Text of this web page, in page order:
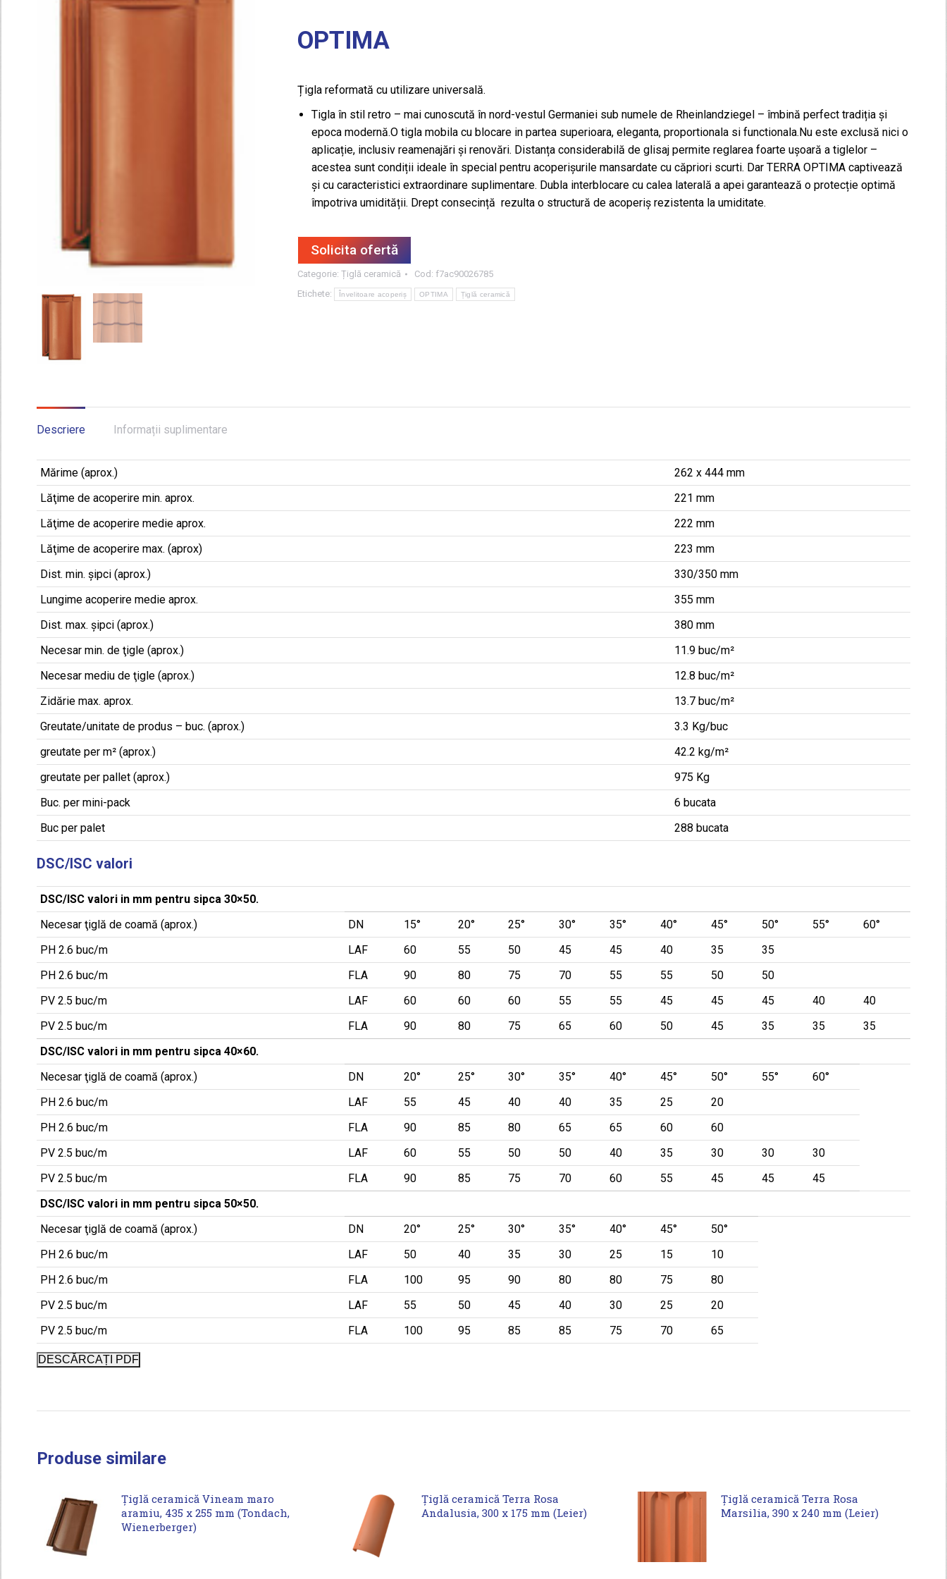
OPTIMA
Țigla reformată cu utilizare universală.
Tigla în stil retro – mai cunoscută în nord-vestul Germaniei sub numele de Rheinlandziegel – îmbină perfect tradiția și
epoca modernă.O tigla mobila cu blocare in partea superioara, eleganta, proportionala si functionala.Nu este exclusă nici o
aplicație, inclusiv reamenajări și renovări. Distanța considerabilă de glisaj permite reglarea foarte ușoară a tiglelor –
acestea sunt condiții ideale în special pentru acoperișurile mansardate cu căpriori scurti. Dar TERRA OPTIMA captivează
și cu caracteristici extraordinare suplimentare. Dubla interblocare cu calea laterală a apei garantează o protecție optimă
împotriva umidității. Drept consecință rezulta o structură de acoperiș rezistenta la umiditate.
Solicita ofertă
Categorie: Țiglă ceramică Cod: f7ac90026785
Etichete:
Învelitoare acoperiș OPTIMA Țiglă ceramică
Descriere Informații suplimentare
Mărime (aprox.)
262 x 444 mm
Lăţime de acoperire min. aprox.
221 mm
Lăţime de acoperire medie aprox.
222 mm
Lăţime de acoperire max. (aprox)
223 mm
Dist. min. șipci (aprox.)
330/350 mm
Lungime acoperire medie aprox.
355 mm
Dist. max. șipci (aprox.)
380 mm
Necesar min. de ţigle (aprox.)
11.9 buc/m²
Necesar mediu de ţigle (aprox.)
12.8 buc/m²
Zidărie max. aprox.
13.7 buc/m²
Greutate/unitate de produs – buc. (aprox.)
3.3 Kg/buc
greutate per m² (aprox.)
42.2 kg/m²
greutate per pallet (aprox.)
975 Kg
Buc. per mini-pack
6 bucata
Buc per palet
288 bucata
DSC/ISC valori
DSC/ISC valori in mm pentru sipca 30×50.
Necesar ţiglă de coamă (aprox.)
DN 15° 20° 25° 30° 35° 40° 45° 50° 55°
60°
PH 2.6 buc/m
LAF 60 55 50 45 45 40 35
35
PH 2.6 buc/m
FLA 90 80 75 70 55 55 50
50
PV 2.5 buc/m
LAF 60 60 60 55 55 45 45 45 40
40
PV 2.5 buc/m
FLA 90 80 75 65 60 50 45 35 35
35
DSC/ISC valori in mm pentru sipca 40×60.
Necesar ţiglă de coamă (aprox.)
DN 20° 25° 30° 35° 40° 45° 50° 55°
60°
PH 2.6 buc/m
LAF 55 45 40 40 35 25
20
PH 2.6 buc/m
FLA 90 85 80 65 65 60
60
PV 2.5 buc/m
LAF 60 55 50 50 40 35 30 30
30
PV 2.5 buc/m
FLA 90 85 75 70 60 55 45 45
45
DSC/ISC valori in mm pentru sipca 50×50.
Necesar ţiglă de coamă (aprox.)
DN 20° 25° 30° 35° 40° 45°
50°
PH 2.6 buc/m
LAF 50 40 35 30 25 15
10
PH 2.6 buc/m
FLA 100 95 90 80 80 75
80
PV 2.5 buc/m
LAF 55 50 45 40 30 25
20
PV 2.5 buc/m
FLA 100 95 85 85 75 70 65
DESCĂRCAȚI PDF
Produse similare
Țiglă ceramică Vineam maro
aramiu, 435 x 255 mm (Tondach,
Wienerberger)
Țiglă ceramică Terra Rosa
Andalusia, 300 x 175 mm (Leier)
Țiglă ceramică Terra Rosa
Marsilia, 390 x 240 mm (Leier)